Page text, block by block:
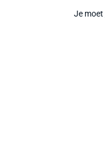
Je moet